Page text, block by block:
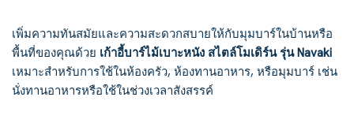
เพิ่มความทันสมัยและความสะดวกสบายให้กับมุมบาร์ในบ้านหรือ
พื้นที่ของคุณด้วย เก้าอี้บาร์ไม้เบาะหนัง สไตล์โมเดิร์น รุ่น Navaki
เหมาะสำหรับการใช้ในห้องครัว, ห้องทานอาหาร, หรือมุมบาร์ เช่น
นั่งทานอาหารหรือใช้ในช่วงเวลาสังสรรค์